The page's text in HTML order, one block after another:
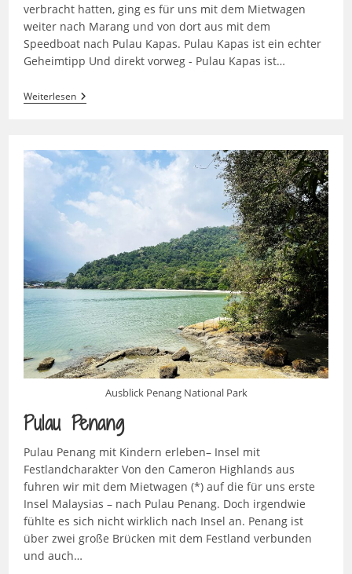
verbracht hatten, ging es für uns mit dem Mietwagen
weiter nach Marang und von dort aus mit dem
Speedboat nach Pulau Kapas. Pulau Kapas ist ein echter
Geheimtipp Und direkt vorweg - Pulau Kapas ist…
WeiterlesenPulau
Kapas
Ausblick Penang National Park
Pulau Penang
Pulau Penang mit Kindern erleben– Insel mit
Festlandcharakter Von den Cameron Highlands aus
fuhren wir mit dem Mietwagen (*) auf die für uns erste
Insel Malaysias – nach Pulau Penang. Doch irgendwie
fühlte es sich nicht wirklich nach Insel an. Penang ist
über zwei große Brücken mit dem Festland verbunden
und auch…